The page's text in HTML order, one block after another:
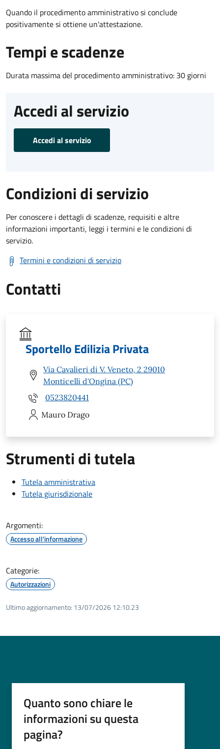
Quando il procedimento amministrativo si conclude
positivamente si ottiene un'attestazione.
Tempi e scadenze
Durata massima del procedimento amministrativo: 30 giorni
Accedi al servizio
Accedi al servizio
Condizioni di servizio
Per conoscere i dettagli di scadenze, requisiti e altre
informazioni importanti, leggi i termini e le condizioni di
servizio.
Termini e condizioni di servizio
Contatti
Sportello Edilizia Privata
Via Cavalieri di V. Veneto, 2 29010
Monticelli d'Ongina (PC)
0523820441
Mauro Drago
Strumenti di tutela
Tutela amministrativa
Tutela giurisdizionale
Argomenti:
Accesso all'informazione
Categorie:
Autorizzazioni
Ultimo aggiornamento: 13/07/2026 12:10.23
Quanto sono chiare le
informazioni su questa
pagina?